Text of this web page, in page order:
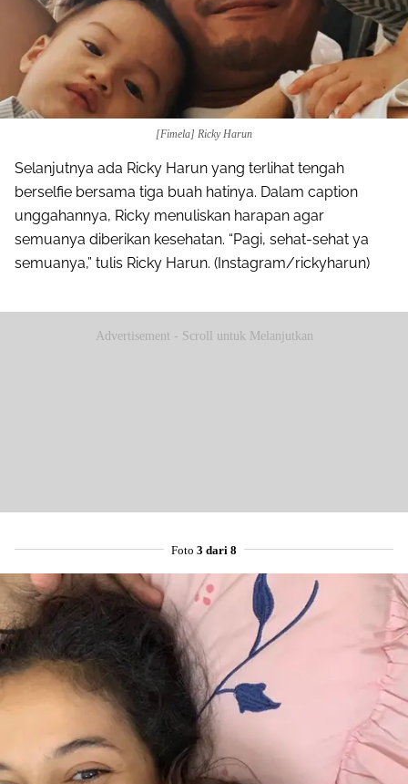
[Fimela] Ricky Harun
Selanjutnya ada Ricky Harun yang terlihat tengah
berselfie bersama tiga buah hatinya. Dalam caption
unggahannya, Ricky menuliskan harapan agar
semuanya diberikan kesehatan. “Pagi, sehat-sehat ya
semuanya,” tulis Ricky Harun. (Instagram/rickyharun)
Advertisement - Scroll untuk Melanjutkan
Foto 3 dari 8